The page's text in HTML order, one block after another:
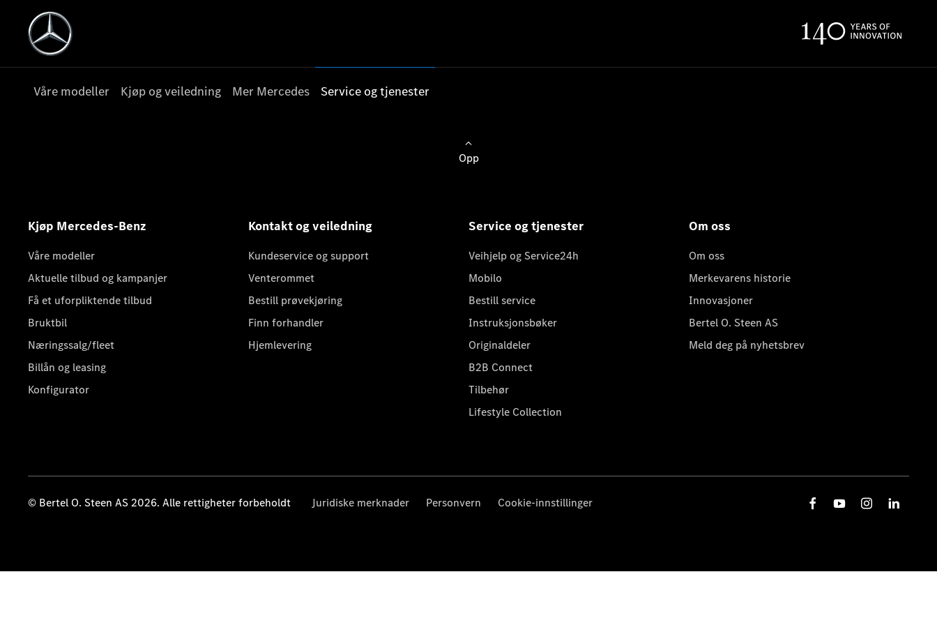
Våre modeller Kjøp og veiledning Mer Mercedes Service og tjenester
Opp
Kjøp Mercedes-Benz
Våre modeller
Aktuelle tilbud og kampanjer
Få et uforpliktende tilbud
Bruktbil
Næringssalg/fleet
Billån og leasing
Konfigurator
Kontakt og veiledning
Kundeservice og support
Venterommet
Bestill prøvekjøring
Finn forhandler
Hjemlevering
Service og tjenester
Veihjelp og Service24h
Mobilo
Bestill service
Instruksjonsbøker
Originaldeler
B2B Connect
Tilbehør
Lifestyle Collection
Om oss
Om oss
Merkevarens historie
Innovasjoner
Bertel O. Steen AS
Meld deg på nyhetsbrev
© Bertel O. Steen AS 2026. Alle rettigheter forbeholdt Juridiske merknader Personvern Cookie-innstillinger